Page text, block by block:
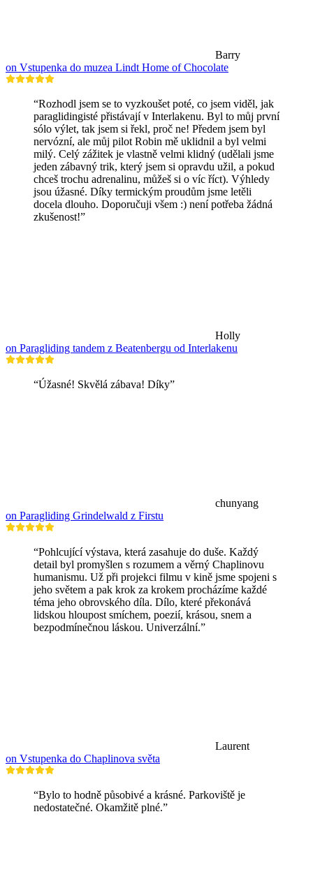
Barry
on Vstupenka do muzea Lindt Home of Chocolate
“Rozhodl jsem se to vyzkoušet poté, co jsem viděl, jak
paraglidingisté přistávají v Interlakenu. Byl to můj první
sólo výlet, tak jsem si řekl, proč ne! Předem jsem byl
nervózní, ale můj pilot Robin mě uklidnil a byl velmi
milý. Celý zážitek je vlastně velmi klidný (udělali jsme
jeden zábavný trik, který jsem si opravdu užil, a pokud
chceš trochu adrenalinu, můžeš si o víc říct). Výhledy
jsou úžasné. Díky termickým proudům jsme letěli
docela dlouho. Doporučuji všem :) není potřeba žádná
zkušenost!”
Holly
on Paragliding tandem z Beatenbergu od Interlakenu
“Úžasné! Skvělá zábava! Díky”
chunyang
on Paragliding Grindelwald z Firstu
“Pohlcující výstava, která zasahuje do duše. Každý
detail byl promyšlen s rozumem a věrný Chaplinovu
humanismu. Už při projekci filmu v kině jsme spojeni s
jeho světem a pak krok za krokem procházíme každé
téma jeho obrovského díla. Dílo, které překonává
lidskou hloupost smíchem, poezií, krásou, snem a
bezpodmínečnou láskou. Univerzální.”
Laurent
on Vstupenka do Chaplinova světa
“Bylo to hodně působivé a krásné. Parkoviště je
nedostatečné. Okamžitě plné.”